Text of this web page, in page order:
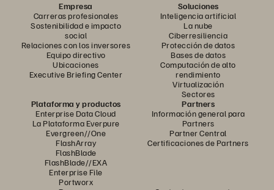
Empresa
Carreras profesionales
Sostenibilidad e impacto
social
Relaciones con los inversores
Equipo directivo
Ubicaciones
Executive Briefing Center
Soluciones
Inteligencia artificial
La nube
Ciberresiliencia
Protección de datos
Bases de datos
Computación de alto
rendimiento
Virtualización
Sectores
Plataforma y productos
Enterprise Data Cloud
La Plataforma Everpure
Evergreen//One
FlashArray
FlashBlade
FlashBlade//EXA
Enterprise File
Portworx
Partners
Información general para
Partners
Partner Central
Certificaciones de Partners